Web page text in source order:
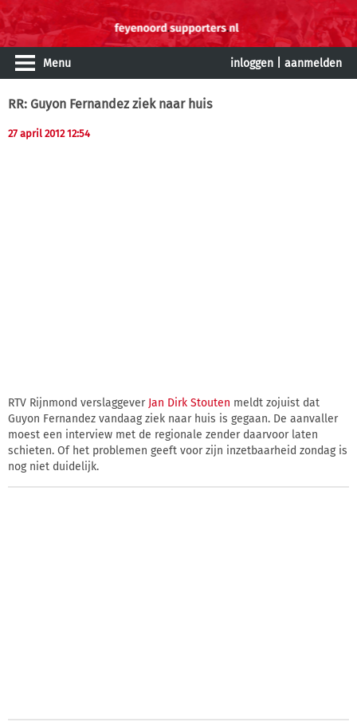
Menu inloggen aanmelden
RR: Guyon Fernandez ziek naar huis
27 april 2012 12:54
RTV Rijnmond verslaggever Jan Dirk Stouten meldt zojuist dat
Guyon Fernandez vandaag ziek naar huis is gegaan. De aanvaller
moest een interview met de regionale zender daarvoor laten
schieten. Of het problemen geeft voor zijn inzetbaarheid zondag is
nog niet duidelijk.